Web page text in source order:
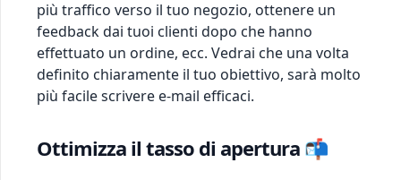
più traffico verso il tuo negozio, ottenere un
feedback dai tuoi clienti dopo che hanno
effettuato un ordine, ecc. Vedrai che una volta
definito chiaramente il tuo obiettivo, sarà molto
più facile scrivere e-mail efficaci.
Ottimizza il tasso di apertura 📬